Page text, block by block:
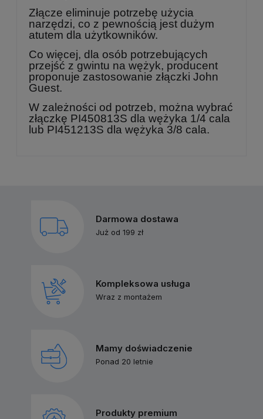
Złącze eliminuje potrzebę użycia
narzędzi, co z pewnością jest dużym
atutem dla użytkowników.
Co więcej, dla osób potrzebujących
przejść z gwintu na wężyk, producent
proponuje zastosowanie złączki John
Guest.
W zależności od potrzeb, można wybrać
złączkę PI450813S dla wężyka 1/4 cala
lub PI451213S dla wężyka 3/8 cala.
Darmowa dostawa
Już od 199 zł
Kompleksowa usługa
Wraz z montażem
Mamy doświadczenie
Ponad 20 letnie
Produkty premium